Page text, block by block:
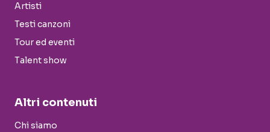
Artisti
Testi canzoni
Tour ed eventi
Talent show
Altri contenuti
Chi siamo